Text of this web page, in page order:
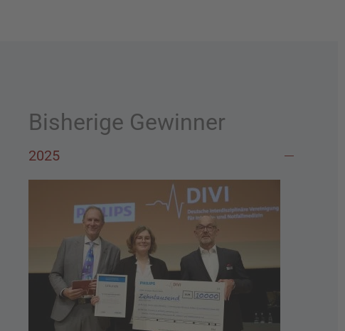
Bisherige Gewinner
2025